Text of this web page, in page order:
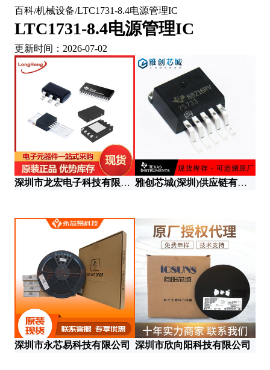
百科/机械设备/LTC1731-8.4电源管理IC
LTC1731-8.4电源管理IC
更新时间：2026-07-02
深圳市龙宏电子科技有限公司 雅创芯城(深圳)供应链有限公司
深圳市永芯易科技有限公司 深圳市欣向阳科技有限公司